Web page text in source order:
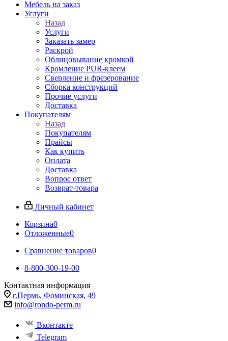
Мебель на заказ
Услуги
Назад
Услуги
Заказать замер
Раскрой
Облицовывание кромкой
Кромление PUR-клеем
Сверление и фрезерование
Сборка конструкций
Прочие услуги
Доставка
Покупателям
Назад
Покупателям
Прайсы
Как купить
Оплата
Доставка
Вопрос ответ
Возврат-товара
Личный кабинет
Корзина0
Отложенные0
Сравнение товаров0
8-800-300-19-00
Контактная информация
г.Пермь, Фоминская, 49
info@rondo-perm.ru
Вконтакте
Telegram